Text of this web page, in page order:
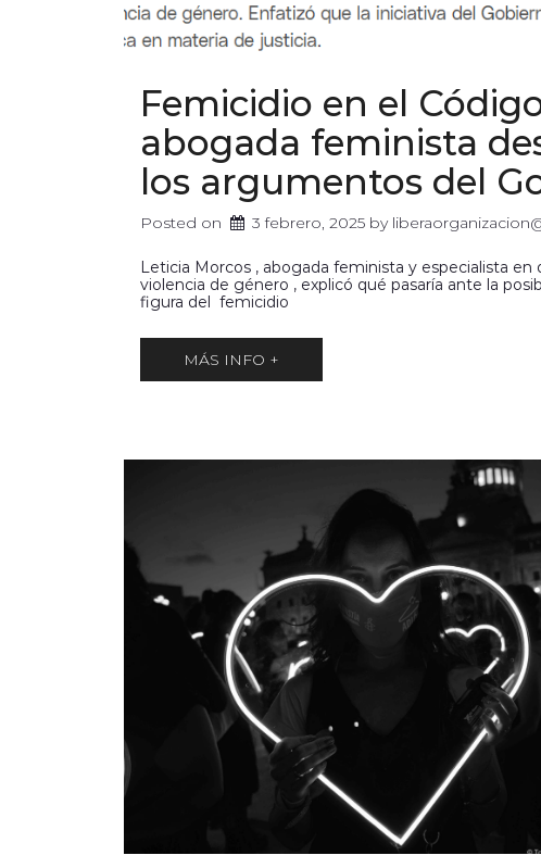
Femicidio en el
abogada feminista
los argumentos del
Posted on 3 febrero, 2025 by
Leticia Morcos , abogada feminista y especialista en
violencia de género , explicó qué pasaría ante la
figura del femicidio
MÁS INFO +